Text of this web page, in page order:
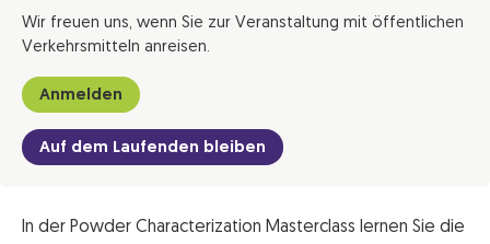
Wir freuen uns, wenn Sie zur Veranstaltung mit öffentlichen
Verkehrsmitteln anreisen.
Anmelden
Auf dem Laufenden bleiben
In der Powder Characterization Masterclass lernen Sie die